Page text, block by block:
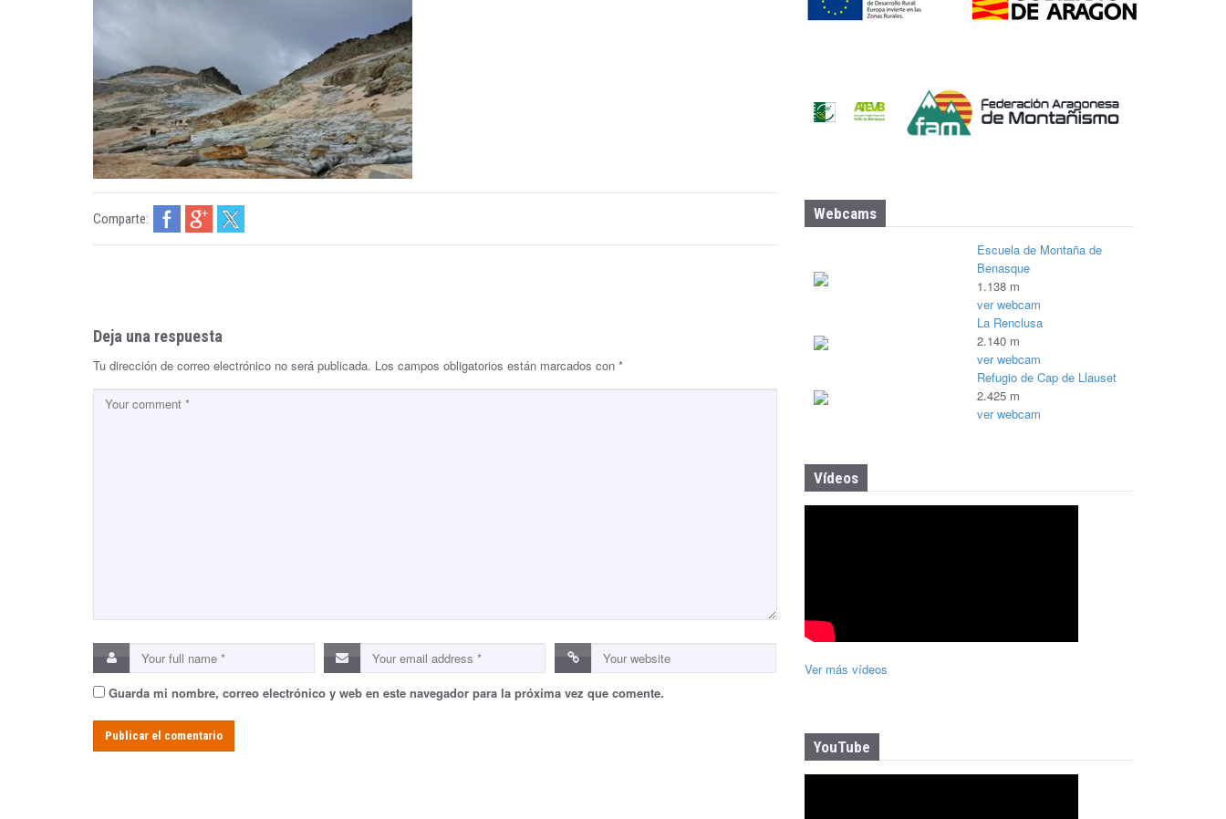
Comparte:
Deja una respuesta
Tu dirección de correo electrónico no será publicada. Los campos obligatorios están marcados con *
Guarda mi nombre, correo electrónico y web en este navegador para la próxima vez que comente.
Webcams
Escuela de Montaña de
Benasque
1.138 m
ver webcam
La Renclusa
2.140 m
ver webcam
Refugio de Cap de Llauset
2.425 m
ver webcam
Vídeos
Ver más vídeos
YouTube